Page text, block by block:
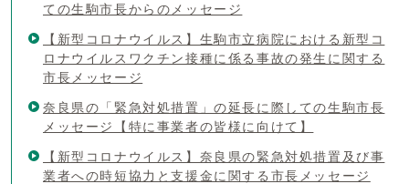
ての生駒市長からのメッセージ
【新型コロナウイルス】生駒市立病院における新型コ
ロナウイルスワクチン接種に係る事故の発生に関する
市長メッセージ
奈良県の「緊急対処措置」の延長に際しての生駒市長
メッセージ【特に事業者の皆様に向けて】
【新型コロナウイルス】奈良県の緊急対処措置及び事
業者への時短協力と支援金に関する市長メッセージ